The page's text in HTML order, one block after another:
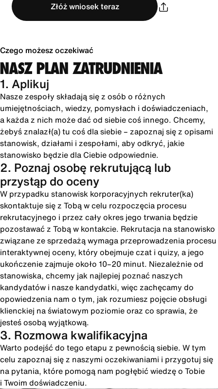
Złóż wniosek teraz
Czego możesz oczekiwać
NASZ PLAN ZATRUDNIENIA
1. Aplikuj
Nasze zespoły składają się z osób o różnych
umiejętnościach, wiedzy, pomysłach i doświadczeniach,
a każda z nich może dać od siebie coś innego. Chcemy,
żebyś znalazł(a) tu coś dla siebie – zapoznaj się z opisami
stanowisk, działami i zespołami, aby odkryć, jakie
stanowisko będzie dla Ciebie odpowiednie.
2. Poznaj osobę rekrutującą lub
przystąp do oceny
W przypadku stanowisk korporacyjnych rekruter(ka)
skontaktuje się z Tobą w celu rozpoczęcia procesu
rekrutacyjnego i przez cały okres jego trwania będzie
pozostawać z Tobą w kontakcie. Rekrutacja na stanowisko
związane ze sprzedażą wymaga przeprowadzenia procesu
interaktywnej oceny, który obejmuje czat i quizy, a jego
ukończenie zajmuje około 10–20 minut. Niezależnie od
stanowiska, chcemy jak najlepiej poznać naszych
kandydatów i nasze kandydatki, więc zachęcamy do
opowiedzenia nam o tym, jak rozumiesz pojęcie obsługi
klienckiej na światowym poziomie oraz co sprawia, że
jesteś osobą wyjątkową.
3. Rozmowa kwalifikacyjna
Warto podejść do tego etapu z pewnością siebie. W tym
celu zapoznaj się z naszymi oczekiwaniami i przygotuj się
na pytania, które pomogą nam pogłębić wiedzę o Tobie
i Twoim doświadczeniu.